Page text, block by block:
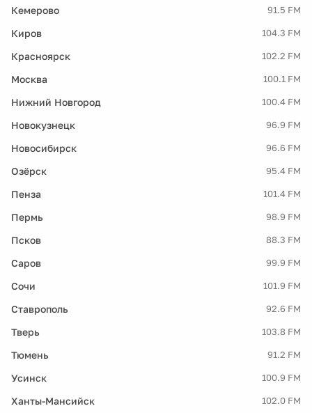
Кемерово 91.5 FM
Киров 104.3 FM
Красноярск 102.2 FM
Москва 100.1 FM
Нижний Новгород 100.4 FM
Новокузнецк 96.9 FM
Новосибирск 96.6 FM
Озёрск 95.4 FM
Пенза 101.4 FM
Пермь 98.9 FM
Псков 88.3 FM
Саров 99.9 FM
Сочи 101.9 FM
Ставрополь 92.6 FM
Тверь 103.8 FM
Тюмень 91.2 FM
Усинск 100.9 FM
Ханты-Мансийск 102.0 FM